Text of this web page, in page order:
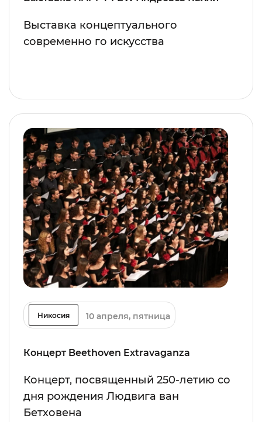
Выставка концептуального
современно го искусства
Никосия 10 апреля, пятница
Концерт Beethoven Extravaganza
Концерт, посвященный 250-летию со
дня рождения Людвига ван
Бетховена